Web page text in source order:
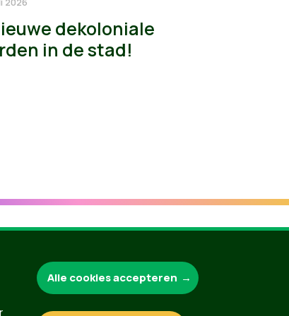
dekoloniale
in de stad!
Groen.be
Alle cookies accepteren